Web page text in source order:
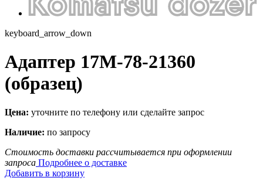
keyboard_arrow_down
Адаптер 17M-78-21360
(образец)
Цена: уточните по телефону или сделайте запрос
Наличие: по запросу
Стоимость доставки рассчитывается при оформлении
запроса Подробнее о доставке
Добавить в корзину